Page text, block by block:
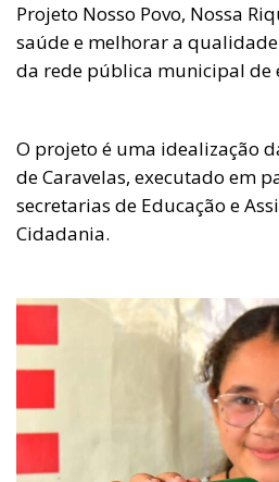
Projeto Nosso Povo, Nossa
saúde e melhorar a
da rede pública municipal de
O projeto é uma idealização
de Caravelas, executado em
secretarias de Educação e
Cidadania.